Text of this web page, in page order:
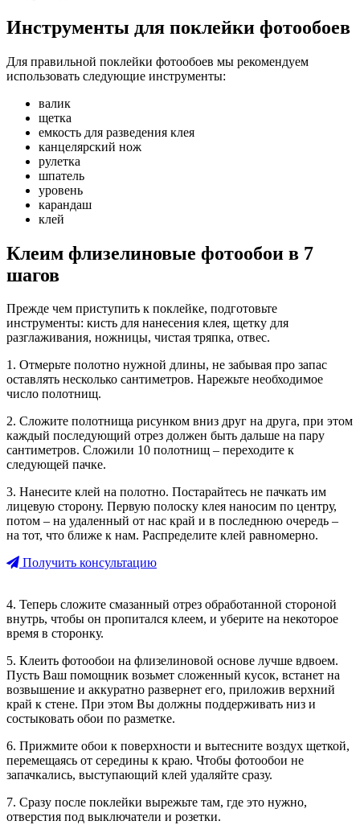
Инструменты для поклейки фотообоев
Для правильной поклейки фотообоев мы рекомендуем
использовать следующие инструменты:
валик
щетка
емкость для разведения клея
канцелярский нож
рулетка
шпатель
уровень
карандаш
клей
Клеим флизелиновые фотообои в 7
шагов
Прежде чем приступить к поклейке, подготовьте
инструменты: кисть для нанесения клея, щетку для
разглаживания, ножницы, чистая тряпка, отвес.
1. Отмерьте полотно нужной длины, не забывая про запас
оставлять несколько сантиметров. Нарежьте необходимое
число полотнищ.
2. Сложите полотнища рисунком вниз друг на друга, при этом
каждый последующий отрез должен быть дальше на пару
сантиметров. Сложили 10 полотнищ – переходите к
следующей пачке.
3. Нанесите клей на полотно. Постарайтесь не пачкать им
лицевую сторону. Первую полоску клея наносим по центру,
потом – на удаленный от нас край и в последнюю очередь –
на тот, что ближе к нам. Распределите клей равномерно.
Получить консультацию
4. Теперь сложите смазанный отрез обработанной стороной
внутрь, чтобы он пропитался клеем, и уберите на некоторое
время в сторонку.
5. Клеить фотообои на флизелиновой основе лучше вдвоем.
Пусть Ваш помощник возьмет сложенный кусок, встанет на
возвышение и аккуратно развернет его, приложив верхний
край к стене. При этом Вы должны поддерживать низ и
состыковать обои по разметке.
6. Прижмите обои к поверхности и вытесните воздух щеткой,
перемещаясь от середины к краю. Чтобы фотообои не
запачкались, выступающий клей удаляйте сразу.
7. Сразу после поклейки вырежьте там, где это нужно,
отверстия под выключатели и розетки.